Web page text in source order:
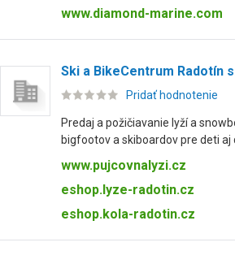
www.diamond-marine.com
Ski a BikeCentrum Radotín
Pridať hodnotenie
Predaj a požičiavanie lyží a
bigfootov a skiboardov pre deti aj
www.pujcovnalyzi.cz
eshop.lyze-radotin.cz
eshop.kola-radotin.cz